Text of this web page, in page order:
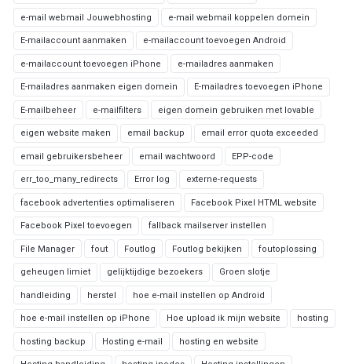
e-mail webmail Jouwebhosting e-mail webmail koppelen domein
E-mailaccount aanmaken e-mailaccount toevoegen Android
e-mailaccount toevoegen iPhone e-mailadres aanmaken
E-mailadres aanmaken eigen domein E-mailadres toevoegen iPhone
E-mailbeheer e-mailfilters eigen domein gebruiken met lovable
eigen website maken email backup email error quota exceeded
email gebruikersbeheer email wachtwoord EPP-code
err_too_many_redirects Error log externe-requests
facebook advertenties optimaliseren Facebook Pixel HTML website
Facebook Pixel toevoegen fallback mailserver instellen
File Manager fout Foutlog Foutlog bekijken foutoplossing
geheugen limiet gelijktijdige bezoekers Groen slotje
handleiding herstel hoe e-mail instellen op Android
hoe e-mail instellen op iPhone Hoe upload ik mijn website hosting
hosting backup Hosting e-mail hosting en website